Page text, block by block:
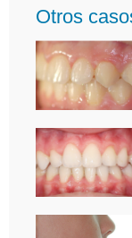
Otros